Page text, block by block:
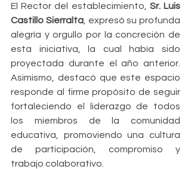
El Rector del establecimiento, Sr. Luis
Castillo Sierralta, expresó su profunda
alegría y orgullo por la concreción de
esta iniciativa, la cual había sido
proyectada durante el año anterior.
Asimismo, destacó que este espacio
responde al firme propósito de seguir
fortaleciendo el liderazgo de todos
los miembros de la comunidad
educativa, promoviendo una cultura
de participación, compromiso y
trabajo colaborativo.